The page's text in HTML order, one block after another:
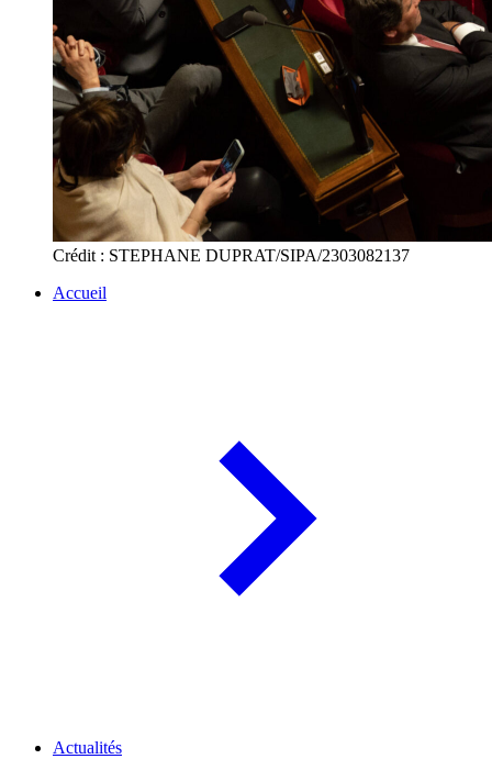
Crédit : STEPHANE DUPRAT/SIPA/2303082137
Accueil
Actualités